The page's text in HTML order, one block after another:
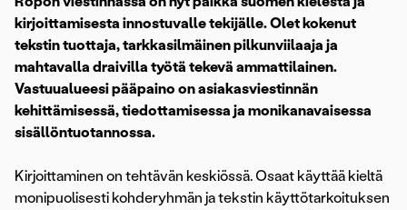
kirjoittamisesta innostuvalle tekijälle. Olet kokenut
tekstin tuottaja, tarkkasilmäinen pilkunviilaaja ja
mahtavalla draivilla työtä tekevä ammattilainen.
Vastuualueesi pääpaino on asiakasviestinnän
kehittämisessä, tiedottamisessa ja monikanavaisessa
sisällöntuotannossa.
Kirjoittaminen on tehtävän keskiössä. Osaat käyttää kieltä
monipuolisesti kohderyhmän ja tekstin käyttötarkoituksen